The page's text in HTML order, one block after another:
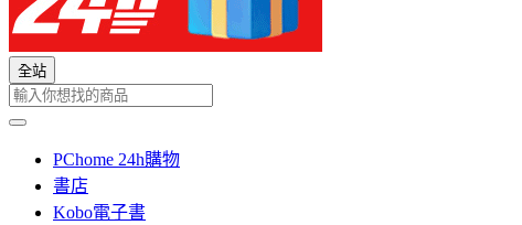
全站
PChome 24h購物
書店
Kobo電子書